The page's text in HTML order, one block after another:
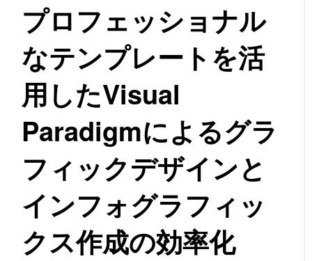
プロフェッショナル
なテンプレートを活
用したVisual
Paradigmによるグラ
フィックデザインと
インフォグラフィッ
クス作成の効率化